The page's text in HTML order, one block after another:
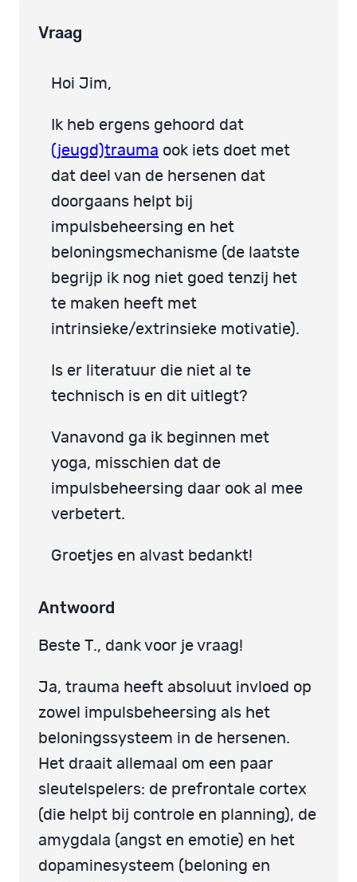
Vraag
Hoi Jim,
Ik heb ergens gehoord dat
(jeugd)trauma ook iets doet met
dat deel van de hersenen dat
doorgaans helpt bij
impulsbeheersing en het
beloningsmechanisme (de laatste
begrijp ik nog niet goed tenzij het
te maken heeft met
intrinsieke/extrinsieke motivatie).
Is er literatuur die niet al te
technisch is en dit uitlegt?
Vanavond ga ik beginnen met
yoga, misschien dat de
impulsbeheersing daar ook al mee
verbetert.
Groetjes en alvast bedankt!
Antwoord
Beste T., dank voor je vraag!
Ja, trauma heeft absoluut invloed op
zowel impulsbeheersing als het
beloningssysteem in de hersenen.
Het draait allemaal om een paar
sleutelspelers: de prefrontale cortex
(die helpt bij controle en planning), de
amygdala (angst en emotie) en het
dopaminesysteem (beloning en